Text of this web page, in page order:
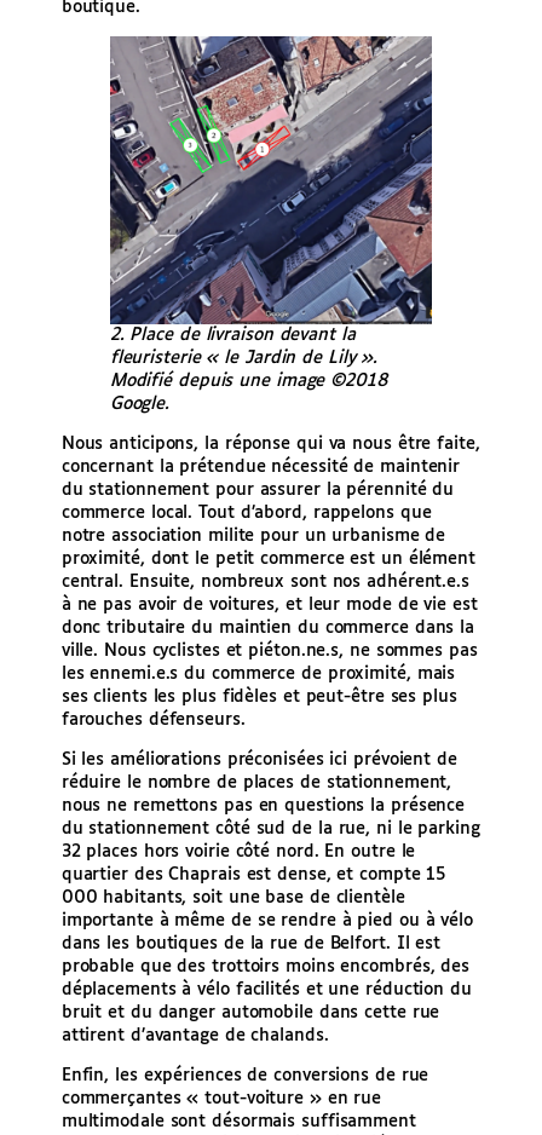
boutique.
2. Place de livraison devant la
fleuristerie « le Jardin de Lily ».
Modifié depuis une image ©2018
Google.
Nous anticipons, la réponse qui va nous être faite,
concernant la prétendue nécessité de maintenir
du stationnement pour assurer la pérennité du
commerce local. Tout d’abord, rappelons que
notre association milite pour un urbanisme de
proximité, dont le petit commerce est un élément
central. Ensuite, nombreux sont nos adhérent.e.s
à ne pas avoir de voitures, et leur mode de vie est
donc tributaire du maintien du commerce dans la
ville. Nous cyclistes et piéton.ne.s, ne sommes pas
les ennemi.e.s du commerce de proximité, mais
ses clients les plus fidèles et peut-être ses plus
farouches défenseurs.
Si les améliorations préconisées ici prévoient de
réduire le nombre de places de stationnement,
nous ne remettons pas en questions la présence
du stationnement côté sud de la rue, ni le parking
32 places hors voirie côté nord. En outre le
quartier des Chaprais est dense, et compte 15
000 habitants, soit une base de clientèle
importante à même de se rendre à pied ou à vélo
dans les boutiques de la rue de Belfort. Il est
probable que des trottoirs moins encombrés, des
déplacements à vélo facilités et une réduction du
bruit et du danger automobile dans cette rue
attirent d’avantage de chalands.
Enfin, les expériences de conversions de rue
commerçantes « tout-voiture » en rue
multimodale sont désormais suffisamment